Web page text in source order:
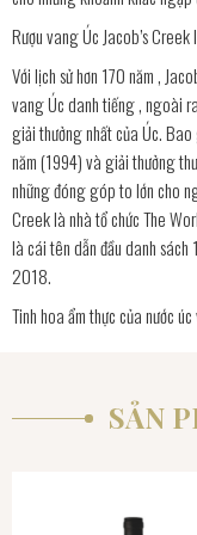
Rượu vang Úc Jacob’s
Với lịch sử hơn 170 năm ,
vang Úc danh tiếng , ngoài
giải thưởng nhất của Úc.
năm (1994) và giải thưởng
những đóng góp to lớn cho
Creek là nhà tổ chức The
là cái tên dẫn đầu danh
2018.
Tinh hoa ẩm thực của nước
SẢN